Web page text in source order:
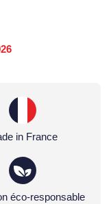
in France
éco-responsable